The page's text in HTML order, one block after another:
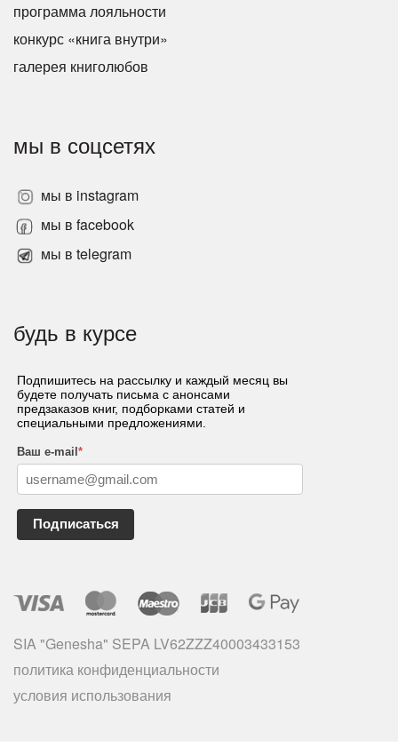
программа лояльности
конкурс «книга внутри»
галерея книголюбов
мы в соцсетях
мы в instagram
мы в facebook
мы в telegram
будь в курсе
Подпишитесь на рассылку и каждый месяц вы
будете получать письма с анонсами
предзаказов книг, подборками статей и
специальными предложениями.
Ваш e-mail *
Подписаться
SIA "Genesha" SEPA LV62ZZZ40003433153
политика конфиденциальности
условия использования